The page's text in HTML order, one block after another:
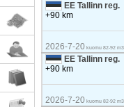
EE Tallinn reg.
+90 km
2026-7-20 kuomu 82-92
EE Tallinn reg.
+90 km
2026-7-20 kuomu 82-92